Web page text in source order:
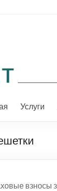
Услуги
взносы